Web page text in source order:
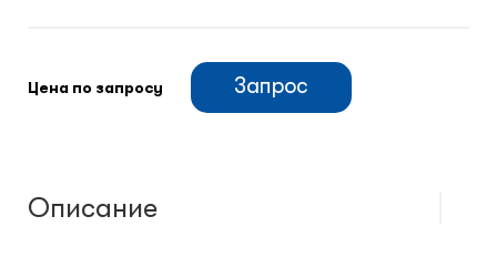
Цена по запросу Запрос
Описание